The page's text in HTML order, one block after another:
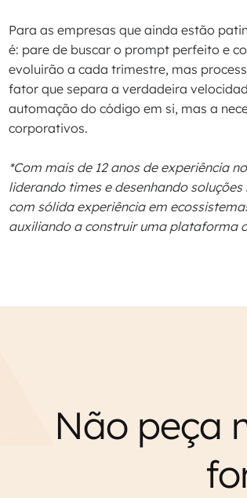
Para as empresas que ainda estão
é: pare de buscar o prompt perfeito e
evoluirão a cada trimestre, mas
fator que separa a verdadeira
automação do código em si, mas a
corporativos.
*Com mais de 12 anos de experiência
liderando times e desenhando
com sólida experiência em
auxiliando a construir uma plataforma
Não peça